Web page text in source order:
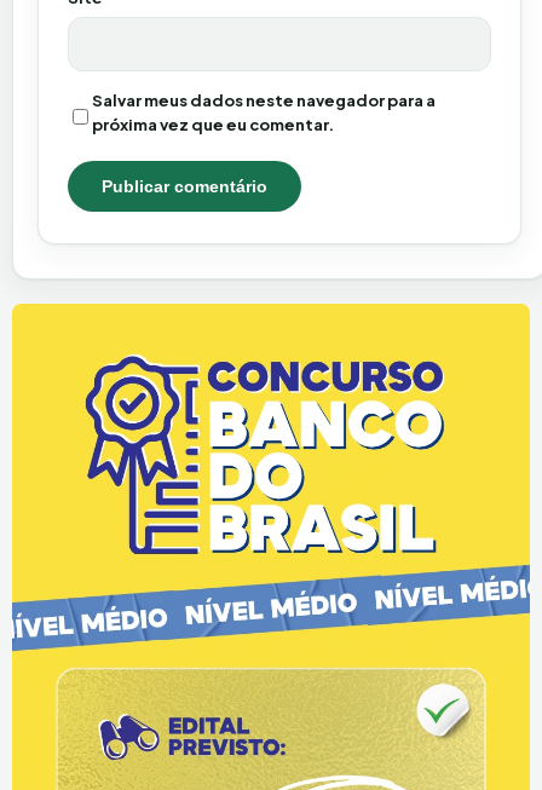
Salvar meus dados neste navegador para a
próxima vez que eu comentar.